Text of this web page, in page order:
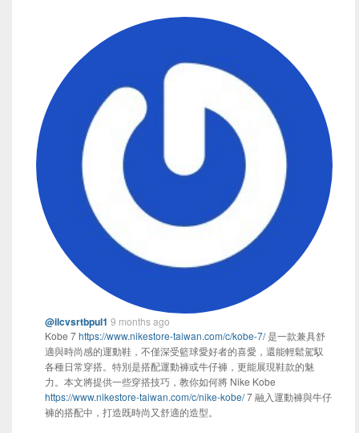
@ilcvsrtbpul1 9 months ago
Kobe 7https://www.nikestore-taiwan.com/c/kobe-7/是一款兼具舒
適與時尚感的運動鞋，不僅深受籃球愛好者的喜愛，還能輕鬆駕馭
各種日常穿搭。特別是搭配運動褲或牛仔褲，更能展現鞋款的魅
力。本文將提供一些穿搭技巧，教你如何將 Nike Kobe
https://www.nikestore-taiwan.com/c/nike-kobe/7 融入運動褲與牛仔
褲的搭配中，打造既時尚又舒適的造型。